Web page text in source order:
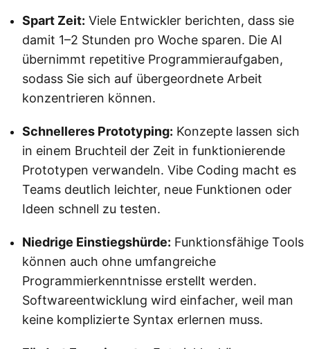
Spart Zeit: Viele Entwickler berichten, dass sie
damit 1–2 Stunden pro Woche sparen. Die AI
übernimmt repetitive Programmieraufgaben,
sodass Sie sich auf übergeordnete Arbeit
konzentrieren können.
Schnelleres Prototyping: Konzepte lassen sich
in einem Bruchteil der Zeit in funktionierende
Prototypen verwandeln. Vibe Coding macht es
Teams deutlich leichter, neue Funktionen oder
Ideen schnell zu testen.
Niedrige Einstiegshürde: Funktionsfähige Tools
können auch ohne umfangreiche
Programmierkenntnisse erstellt werden.
Softwareentwicklung wird einfacher, weil man
keine komplizierte Syntax erlernen muss.